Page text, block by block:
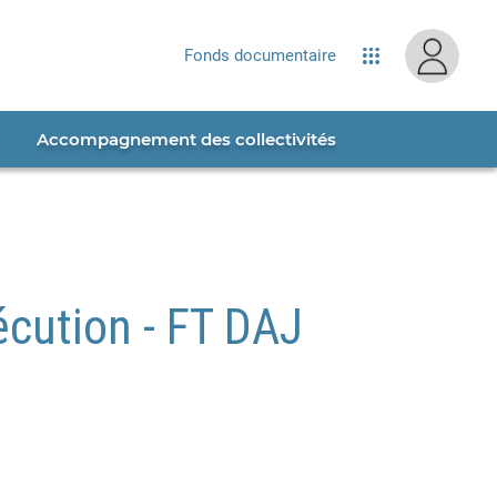
Fonds documentaire Applications
Accompagnement des collectivités
- FT DAJ